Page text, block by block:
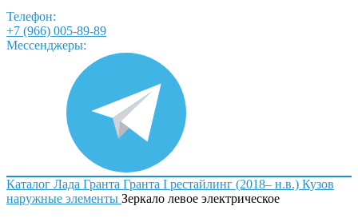
Телефон:
+7 (966) 005-89-89
Мессенджеры:
Каталог Лада Гранта Гранта I рестайлинг (2018– н.в.) Кузов
наружные элементы Зеркало левое электрическое